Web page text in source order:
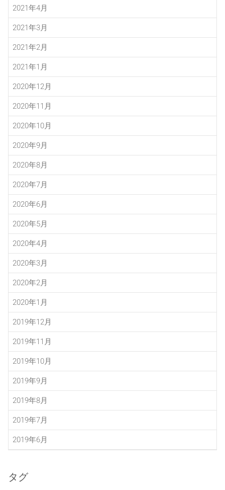
2021年4月
2021年3月
2021年2月
2021年1月
2020年12月
2020年11月
2020年10月
2020年9月
2020年8月
2020年7月
2020年6月
2020年5月
2020年4月
2020年3月
2020年2月
2020年1月
2019年12月
2019年11月
2019年10月
2019年9月
2019年8月
2019年7月
2019年6月
タグ